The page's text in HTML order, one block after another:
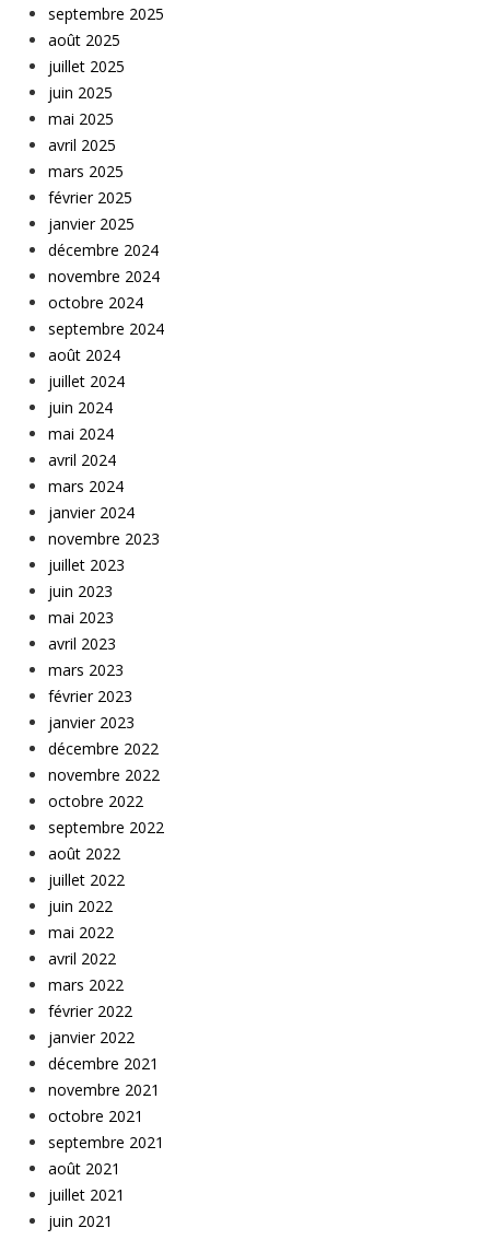
septembre 2025
août 2025
juillet 2025
juin 2025
mai 2025
avril 2025
mars 2025
février 2025
janvier 2025
décembre 2024
novembre 2024
octobre 2024
septembre 2024
août 2024
juillet 2024
juin 2024
mai 2024
avril 2024
mars 2024
janvier 2024
novembre 2023
juillet 2023
juin 2023
mai 2023
avril 2023
mars 2023
février 2023
janvier 2023
décembre 2022
novembre 2022
octobre 2022
septembre 2022
août 2022
juillet 2022
juin 2022
mai 2022
avril 2022
mars 2022
février 2022
janvier 2022
décembre 2021
novembre 2021
octobre 2021
septembre 2021
août 2021
juillet 2021
juin 2021